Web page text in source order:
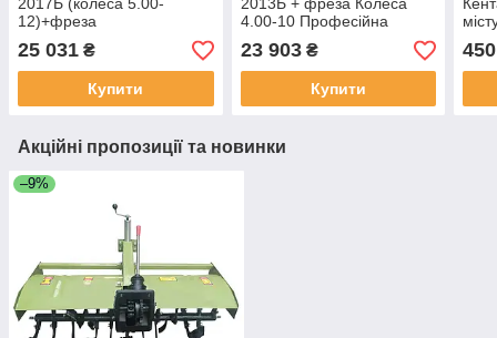
2017Б (колеса 5.00-
12)+фреза
25 031 ₴
Купити
2013Б + фреза Колеса
4.00-10 Професійна
техніка для городу
Потужний мотоблок
23 903₴
Купити
450
Акційні пропозиції та новинки
–9%